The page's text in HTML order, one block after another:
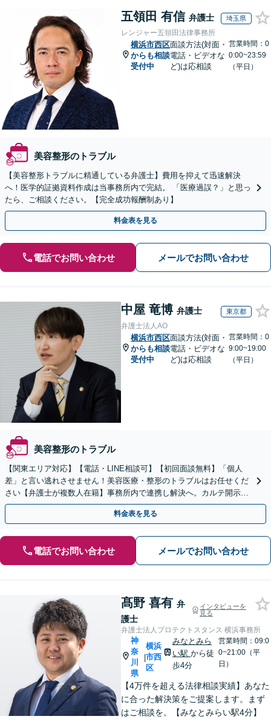
五領田 有信 弁護士 埼玉県
レンジャー五領田法律事務所
横浜市西区
からも相談
受付中
面談方法(対面・
電話・ビデオな
ど)は応相談
営業時間：0
0:00~23:59
（平日）
美容整形のトラブル
【美容整形トラブルに精通している弁護士】費用を抑えて迅速解決
へ！医学的証拠資料作成は当事務所内で完結。 「医療過誤？」と思っ
たら、ご相談ください。【完全成功報酬制あり】
料金表を見る
電話でお問い合わせ メールでお問い合わせ
中屋 竜博 弁護士 東京都
弁護士法人AO
横浜市西区
からも相談
受付中
面談方法(対面・
電話・ビデオな
ど)は応相談
営業時間：0
9:00~19:00
（平日）
美容整形のトラブル
【関東エリア対応】【電話・LINE相談可】【初回面談無料】「個人
差」と言い逃れさせません！美容医療・整形のトラブルはお任せくだ
さい【弁護士が複数人在籍】事務所内で連携し解決へ。カルテ開示や
返金・賠償請求をサポートいたします【休日夜間面談可】
料金表を見る
電話でお問い合わせ メールでお問い合わせ
髙野 喜有 弁
護士
インタビューを
見る
弁護士法人プロテクトスタンス 横浜事務所
神
奈
川
県
|
横浜
市西
区
みなとみら
い駅 から徒
歩4分
営業時間：09:0
0~21:00（平
日）
【4万件を超える法律相談実績】あなた
に合った解決策をご提案します。まず
はご相談を。【みなとみらい駅4分】